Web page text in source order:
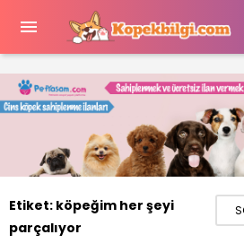

Etiket: köpeğim her şeyi
parçalıyor